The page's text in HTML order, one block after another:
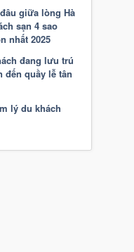
giữa lòng Hà
sạn 4 sao
nhất 2025
đang lưu trú
đến quầy lễ tân
lý du khách